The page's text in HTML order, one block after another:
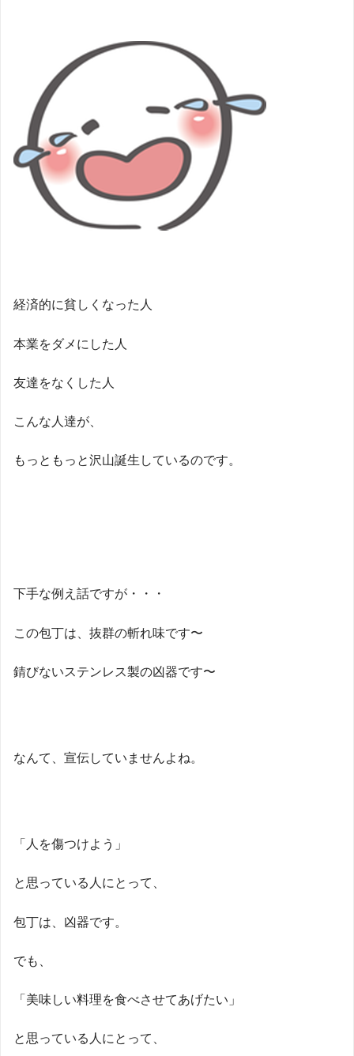
経済的に貧しくなった人
本業をダメにした人
友達をなくした人
こんな人達が、
もっともっと沢山誕生しているのです。
下手な例え話ですが・・・
この包丁は、抜群の斬れ味です〜
錆びないステンレス製の凶器です〜
なんて、宣伝していませんよね。
「人を傷つけよう」
と思っている人にとって、
包丁は、凶器です。
でも、
「美味しい料理を食べさせてあげたい」
と思っている人にとって、